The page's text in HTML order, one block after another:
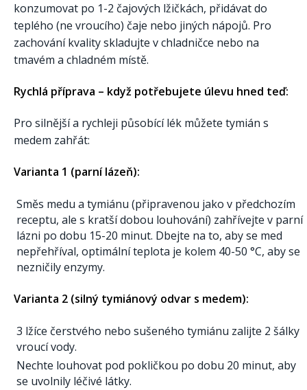
konzumovat po 1-2 čajových lžičkách, přidávat do
teplého (ne vroucího) čaje nebo jiných nápojů. Pro
zachování kvality skladujte v chladničce nebo na
tmavém a chladném místě.
Rychlá příprava – když potřebujete úlevu hned teď:
Pro silnější a rychleji působící lék můžete tymián s
medem zahřát:
Varianta 1 (parní lázeň):
Směs medu a tymiánu (připravenou jako v předchozím
receptu, ale s kratší dobou louhování) zahřívejte v parní
lázni po dobu 15-20 minut. Dbejte na to, aby se med
nepřehříval, optimální teplota je kolem 40-50 °C, aby se
nezničily enzymy.
Varianta 2 (silný tymiánový odvar s medem):
3 lžíce čerstvého nebo sušeného tymiánu zalijte 2 šálky
vroucí vody.
Nechte louhovat pod pokličkou po dobu 20 minut, aby
se uvolnily léčivé látky.